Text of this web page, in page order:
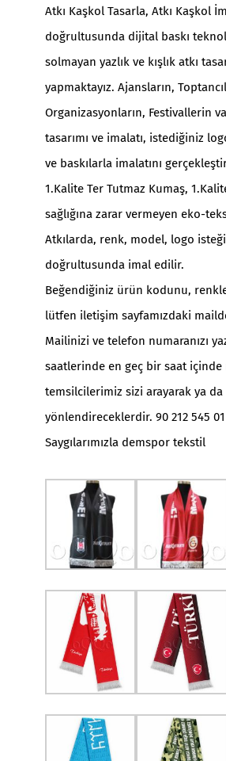
Atkı Kaşkol Tasarla, Atkı Kaşkol
doğrultusunda dijital baskı
solmayan yazlık ve kışlık atkı
yapmaktayız. Ajansların,
Organizasyonların, Festivallerin
tasarımı ve imalatı, istediğiniz
ve baskılarla imalatını
1.Kalite Ter Tutmaz Kumaş,
sağlığına zarar vermeyen eko-
Atkılarda, renk, model, logo
doğrultusunda imal edilir.
Beğendiğiniz ürün kodunu,
lütfen iletişim sayfamızdaki
Mailinizi ve telefon numaranızı
saatlerinde en geç bir saat içinde
temsilcilerimiz sizi arayarak ya
yönlendireceklerdir. 90 212 545
Saygılarımızla demspor tekstil